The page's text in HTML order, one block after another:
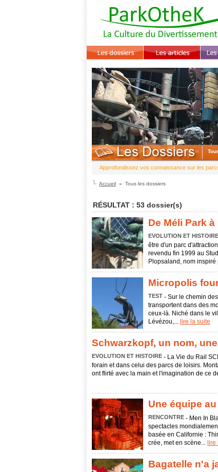
Approfondissez vos connaissance sur les
Accueil Tous les dossiers
RÉSULTAT : 53 dossier(s)
De Méli Park
EVOLUTION ET HISTOIRE
être d'un parc
revendu fin 1999 au
Plopsaland, nom
Micropolis
TEST - Sur le chemin
transportent dans des
ceux-là. Niché dans le
Lévézou,... lire la suite
Schwarzkopf, un nom,
EVOLUTION ET HISTOIRE - La Vie du Rail
forain et dans celui des parcs de loisirs.
ont flirté avec la main et l'imagination de ce
Une équipe
RENCONTRE - Men In
spectacles
basée en Californie :
crée, met en scène... lire
Bagatelle n'a